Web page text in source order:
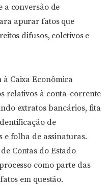
a conversão de
apurar fatos que
difusos, coletivos e
à Caixa Econômica
relativos à conta-corrente
extratos bancários, fita
de
e folha de assinaturas.
Contas do Estado
como parte das
em questão.